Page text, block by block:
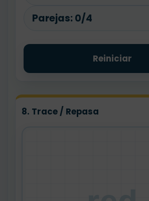
Parejas: 0/4
Reiniciar
8. Trace / Repasa